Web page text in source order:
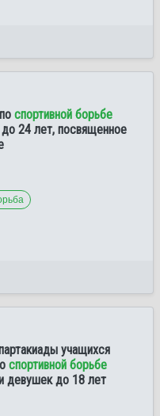
спортивной борьбе
24 лет, посвященное
учащихся
спортивной борьбе
девушек до 18 лет